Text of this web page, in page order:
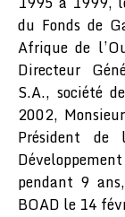
du Fonds de
Afrique de
Directeur
S.A., société
2002,
Président de
pendant 9
BOAD le 14